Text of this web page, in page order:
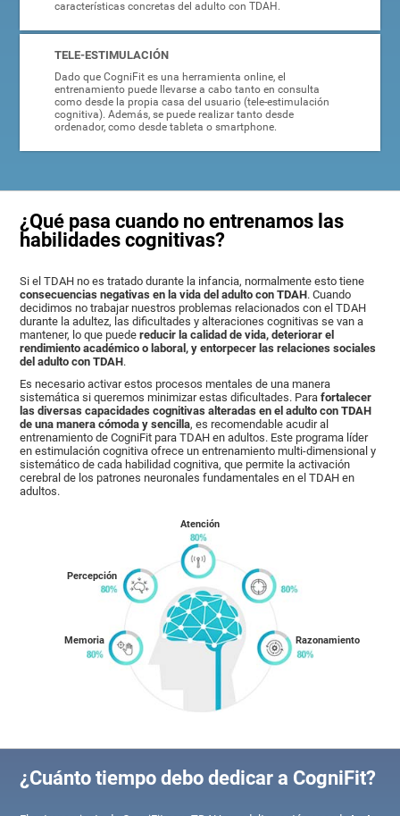
características concretas del adulto con TDAH.
TELE-ESTIMULACIÓN
Dado que CogniFit es una herramienta online, el
entrenamiento puede llevarse a cabo tanto en consulta
como desde la propia casa del usuario (tele-estimulación
cognitiva). Además, se puede realizar tanto desde
ordenador, como desde tableta o smartphone.
¿Qué pasa cuando no entrenamos las
habilidades cognitivas?
Si el TDAH no es tratado durante la infancia, normalmente esto tiene
consecuencias negativas en la vida del adulto con TDAH. Cuando
decidimos no trabajar nuestros problemas relacionados con el TDAH
durante la adultez, las dificultades y alteraciones cognitivas se van a
mantener, lo que puedereducir la calidad de vida, deteriorar el
rendimiento académico o laboral, y entorpecer las relaciones sociales
del adulto con TDAH.
Es necesario activar estos procesos mentales de una manera
sistemática si queremos minimizar estas dificultades. Parafortalecer
las diversas capacidades cognitivas alteradas en el adulto con TDAH
de una manera cómoda y sencilla, es recomendable acudir al
entrenamiento de CogniFit para TDAH en adultos. Este programa líder
en estimulación cognitiva ofrece un entrenamiento multi-dimensional y
sistemático de cada habilidad cognitiva, que permite la activación
cerebral de los patrones neuronales fundamentales en el TDAH en
adultos.
Memoria
Percepción
Atención
Razonamiento
¿Cuánto tiempo debo dedicar a CogniFit?